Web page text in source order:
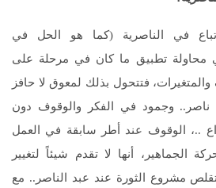
في الناصرية (كما هو الحل في
هي محاولة تطبيق ما كان في مرحلة على
فتتحول بذلك لمعوق لا حافز
ناصر.. وجمود في الفكر والوقوف دون
..، الوقوف عند أطر سابقة في العمل
الجماهير، أنها لا تقدم شيئاً لتغيير
تقلص مشروع الثورة عند عبد الناصر.. مع